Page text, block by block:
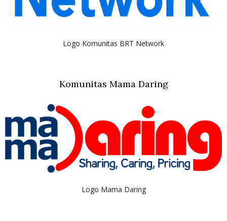
Logo Komunitas BRT Network
Komunitas Mama Daring
Logo Mama Daring